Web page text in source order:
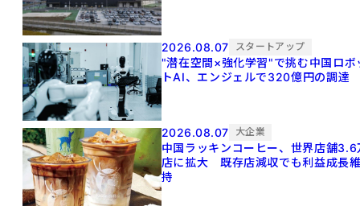
2026.08.07 スタートアップ
"潜在空間×強化学習"で挑む中国ロボ
トAI、エンジェルで320億円の調達
2026.08.07 大企業
中国ラッキンコーヒー、世界店舗3.6
店に拡大 既存店減収でも利益成長
持